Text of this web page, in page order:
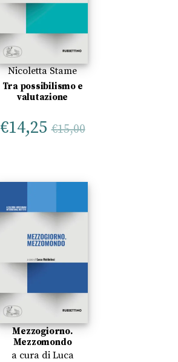
Nicoletta Stame
Tra possibilismo e
valutazione
€14,25 €15,00
Mezzogiorno.
Mezzomondo
a cura di Luca